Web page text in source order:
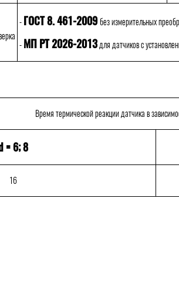
- ГОСТ 8. 461-2009без измерительных
- МП РТ 2026-2013для датчиков с
Время термической реакции датчика в
= 6; 8
16